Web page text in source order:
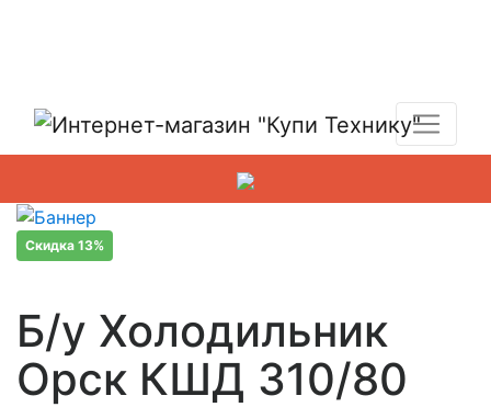
Скидка 13%
Б/у Холодильник
Орск КШД 310/80